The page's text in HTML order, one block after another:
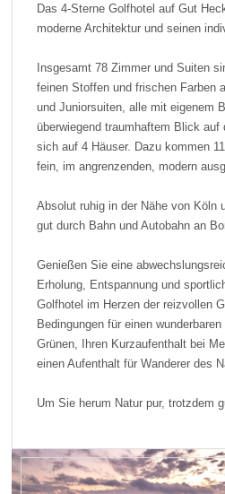
Das 4-Sterne Golfhotel auf Gut
moderne Architektur und seinen
Insgesamt 78 Zimmer und Suiten
feinen Stoffen und frischen Farben
und Juniorsuiten, alle mit eigenem
überwiegend traumhaftem Blick
sich auf 4 Häuser. Dazu kommen
fein, im angrenzenden, modern
Absolut ruhig in der Nähe von Köln
gut durch Bahn und Autobahn an
Genießen Sie eine
Erholung, Entspannung und
Golfhotel im Herzen der reizvollen
Bedingungen für einen
Grünen, Ihren Kurzaufenthalt bei
einen Aufenthalt für Wanderer des
Um Sie herum Natur pur, trotzdem